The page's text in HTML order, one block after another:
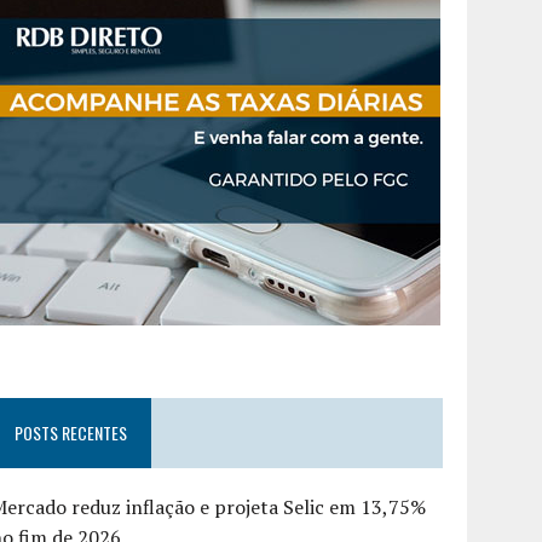
POSTS RECENTES
reduz inflação e projeta Selic em 13,75%